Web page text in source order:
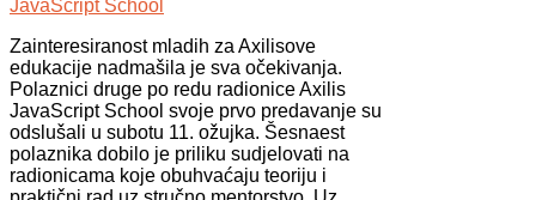
Zainteresiranost mladih za Axilisove
edukacije nadmašila je sva očekivanja.
Polaznici druge po redu radionice Axilis
JavaScript School svoje prvo predavanje su
odslušali u subotu 11. ožujka. Šesnaest
polaznika dobilo je priliku sudjelovati na
radionicama koje obuhvaćaju teoriju i